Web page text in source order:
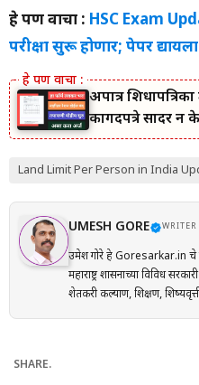
हे पण वाचा : HSC Exam
परीक्षा सुरू होणार; पेपर
अपात्र
कागदपत्रे सादर न
Land Limit Per Person in India
UMESH GORE WRITER
उमेश गोरे हे Goresarkar.in
महाराष्ट्र शासनाच्या विविध
शेतकरी कल्याण, शिक्षण,
आणि संबंधित अधिकृत स्रोतांचा
वाचकांना अर्ज प्रक्रिया,
SHARE.